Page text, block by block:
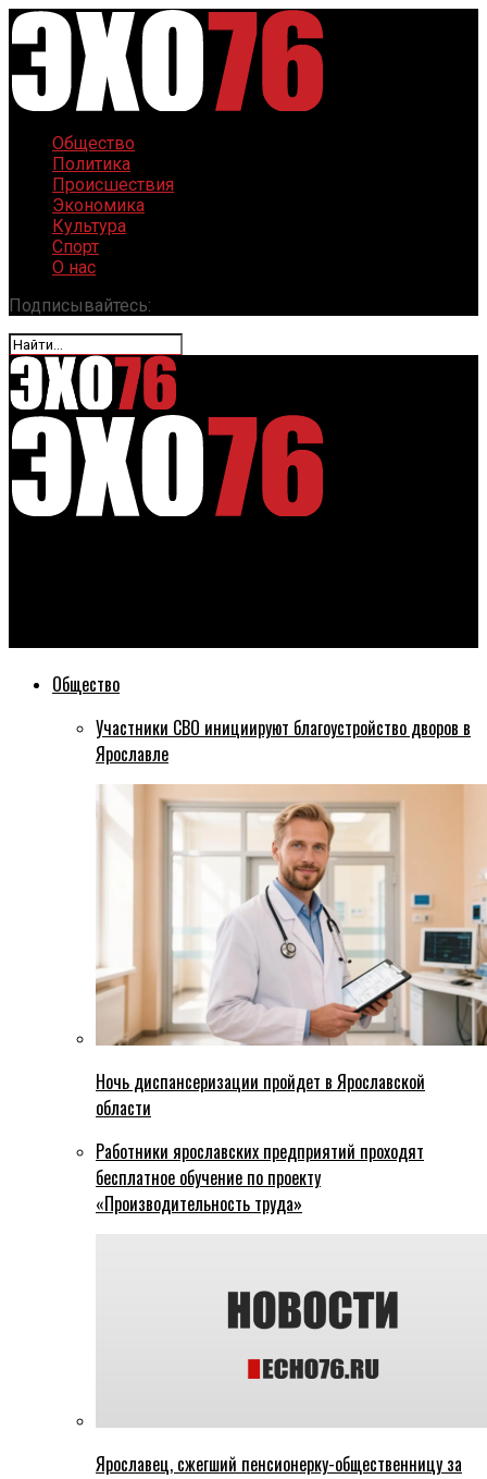
Общество
Политика
Происшествия
Экономика
Культура
Спорт
О нас
Подписывайтесь:
Общество
Участники СВО инициируют благоустройство дворов в
Ярославле
Ночь диспансеризации пройдет в Ярославской
области
Работники ярославских предприятий проходят
бесплатное обучение по проекту
«Производительность труда»
Ярославец, сжегший пенсионерку-общественницу за